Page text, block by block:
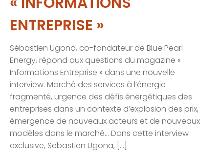
ENTREPRISE »
Sébastien Ugona, co-fondateur de Blue Pearl
Energy, répond aux questions du magazine «
Informations Entreprise » dans une nouvelle
interview. Marché des services à l’énergie
fragmenté, urgence des défis énergétiques des
entreprises dans un contexte d’explosion des prix,
émergence de nouveaux acteurs et de nouveaux
modèles dans le marché… Dans cette interview
exclusive, Sebastien Ugona, […]